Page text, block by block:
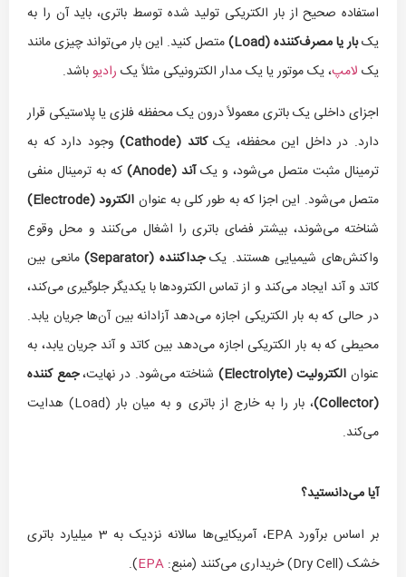
استفاده صحیح از بار الکتریکی تولید شده توسط باتری، باید آن را به
یکبار یا مصرف‌کننده (Load
)متصل کنید. این بار می‌تواند چیزی مانند
یک لامپ، یک موتور یا یک مدار الکترونیکی مثلاً یک رادیوباشد.
اجزای داخلی یک باتری معمولاً درون یک محفظه فلزی یا پلاستیکی قرار
دارد. در داخل این محفظه، یککاتد (Cathode
)وجود دارد که به
ترمینال مثبت متصل می‌شود، و یکآند (Anode
) که به ترمینال منفی
متصل می‌شود. این اجزا که به طور کلی به عنوان الکترود (Electrode
)
شناخته می‌شوند، بیشتر فضای باتری را اشغال می‌کنند و محل وقوع
واکنش‌های شیمیایی هستند. یکجداکننده (Separator
)مانعی بین
کاتد و آند ایجاد می‌کند و از تماس الکترودها با یکدیگر جلوگیری می‌کند،
در حالی که به بار الکتریکی اجازه می‌دهد آزادانه بین آن‌ها جریان یابد.
محیطی که به بار الکتریکی اجازه می‌دهد بین کاتد و آند جریان یابد، به
عنوان الکترولیت (Electrolyte
) شناخته می‌شود. در نهایت،جمع کننده
(
Collector
)
، بار را به خارج از باتری و به میان بار (Load) هدایت
می‌کند.
آیا می‌دانستید؟
بر اساس برآورد EPA، آمریکایی‌ها سالانه نزدیک به 3 میلیارد باتری
خشک (Dry Cell) خریداری می‌کنند (منبع:
EPA
).